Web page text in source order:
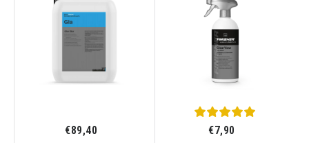
€89,40 €7,90